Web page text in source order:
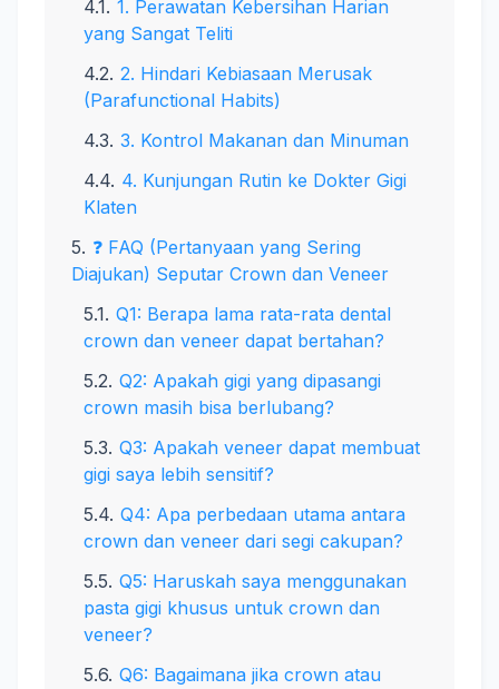
1. Perawatan Kebersihan Harian
yang Sangat Teliti
2. Hindari Kebiasaan Merusak
(Parafunctional Habits)
3. Kontrol Makanan dan Minuman
4. Kunjungan Rutin ke Dokter Gigi
Klaten
❓ FAQ (Pertanyaan yang Sering
Diajukan) Seputar Crown dan Veneer
Q1: Berapa lama rata-rata dental
crown dan veneer dapat bertahan?
Q2: Apakah gigi yang dipasangi
crown masih bisa berlubang?
Q3: Apakah veneer dapat membuat
gigi saya lebih sensitif?
Q4: Apa perbedaan utama antara
crown dan veneer dari segi cakupan?
Q5: Haruskah saya menggunakan
pasta gigi khusus untuk crown dan
veneer?
Q6: Bagaimana jika crown atau